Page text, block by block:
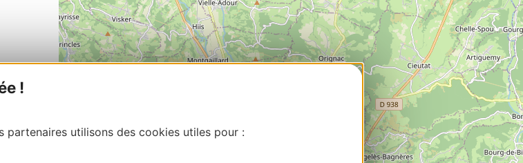
!
partenaires utilisons des cookies utiles pour :